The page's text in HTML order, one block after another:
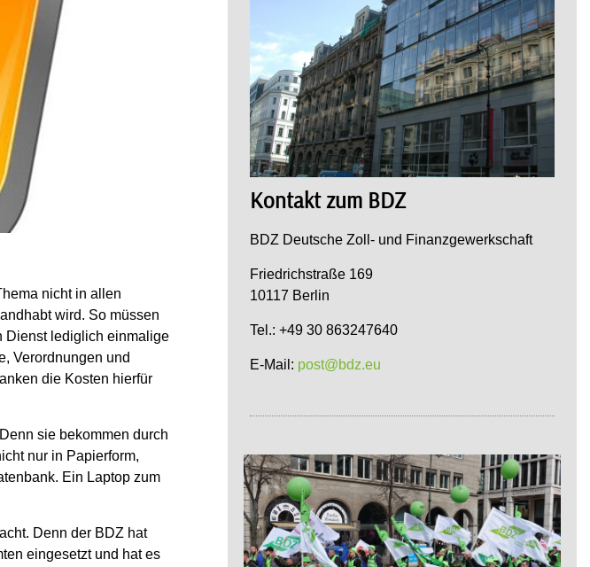
nicht in allen
wird. So müssen
Dienst lediglich einmalige
Verordnungen und
die Kosten hierfür
sie bekommen durch
nur in Papierform,
Ein Laptop zum
Denn der BDZ hat
eingesetzt und hat es
Kontakt zum BDZ
BDZ Deutsche Zoll- und Finanzgewerkschaft
Friedrichstraße 169
10117 Berlin
Tel.: +49 30 863247640
E-Mail: post@bdz.eu